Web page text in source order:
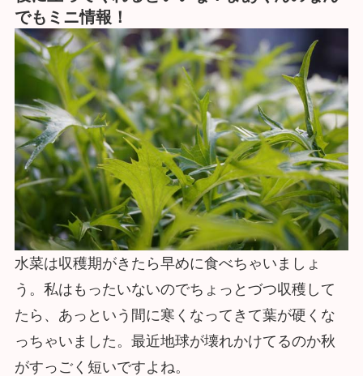
でもミニ情報！
水菜は収穫期がきたら早めに食べちゃいましょ
う。私はもったいないのでちょっとづつ収穫して
たら、あっという間に寒くなってきて葉が硬くな
っちゃいました。最近地球が壊れかけてるのか秋
がすっごく短いですよね。